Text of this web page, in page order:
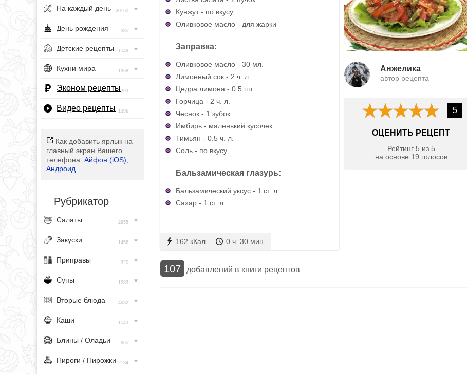
На каждый день 20160
День рождения 385
Детские рецепты 1548
Кухни мира 1968
Эконом рецепты393
Видео рецепты 1396
Как добавить ярлык на
главный экран Вашего
телефона: Айфон (iOS)
Андроид
Рубрикатор
Салаты 2955
Закуски 1456
Приправы 320
Супы 1083
Вторые блюда 4682
Каши 1543
Блины / Оладьи 965
Пироги / Пирожки 2134
Кунжут - по вкусу
Оливковое масло - для жарки
Заправка:
Оливковое масло - 30 мл.
Лимонный сок - 2 ч. л.
Цедра лимона - 0.5 шт.
Горчица - 2 ч. л.
Чеснок - 1 зубок
Имбирь - маленький кусочек
Тимьян - 0.5 ч. л.
Соль - по вкусу
Бальзамическая глазурь:
Бальзамический уксус - 1 ст. л.
Сахар - 1 ст. л.
162 кКал 0 ч. 30 мин.
Анжелика
автор рецепта
5
ОЦЕНИТЬ РЕЦЕПТ
Рейтинг 5 из 5
на основе 19 голосов
107 добавлений в книги рецептов